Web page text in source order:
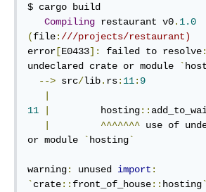
$ cargo build
Compiling restaurant v0. 1.0
(file: ///projects/restaurant)
error [E0433]: failed to resolve:
undeclared crate or module
`
--> src/lib. rs: 11: 9
11
         hosting
::
^^^^^^^ use of
or module
` hosting`
warning: unused import :
`crate:: front_of_house:: hosting`